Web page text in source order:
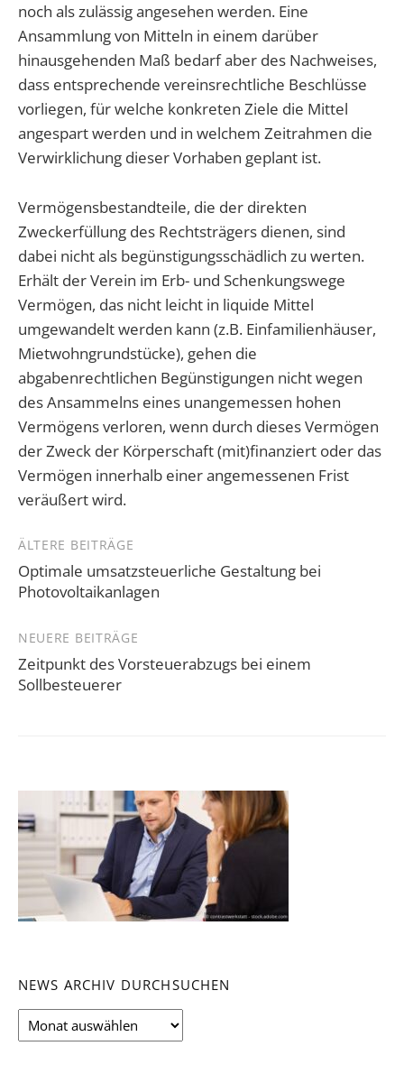
noch als zulässig angesehen werden. Eine
Ansammlung von Mitteln in einem darüber
hinausgehenden Maß bedarf aber des Nachweises,
dass entsprechende vereinsrechtliche Beschlüsse
vorliegen, für welche konkreten Ziele die Mittel
angespart werden und in welchem Zeitrahmen die
Verwirklichung dieser Vorhaben geplant ist.
Vermögensbestandteile, die der direkten
Zweckerfüllung des Rechtsträgers dienen, sind
dabei nicht als begünstigungsschädlich zu werten.
Erhält der Verein im Erb- und Schenkungswege
Vermögen, das nicht leicht in liquide Mittel
umgewandelt werden kann (z.B. Einfamilienhäuser,
Mietwohngrundstücke), gehen die
abgabenrechtlichen Begünstigungen nicht wegen
des Ansammelns eines unangemessen hohen
Vermögens verloren, wenn durch dieses Vermögen
der Zweck der Körperschaft (mit)finanziert oder das
Vermögen innerhalb einer angemessenen Frist
veräußert wird.
Beitragsnavigation
ÄLTERE BEITRÄGE
Optimale umsatzsteuerliche Gestaltung bei
Photovoltaikanlagen
NEUERE BEITRÄGE
Zeitpunkt des Vorsteuerabzugs bei einem
Sollbesteuerer
NEWS ARCHIV DURCHSUCHEN
News
Archiv